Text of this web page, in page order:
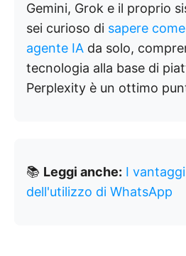
Gemini, Grok e il proprio
sei curioso di sapere
agente IA da solo,
tecnologia alla base di
Perplexity è un ottimo
📚 Leggi anche: I
dell'utilizzo di WhatsApp